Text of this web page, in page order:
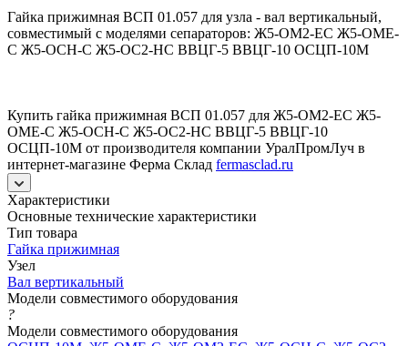
Гайка прижимная ВСП 01.057 для узла - вал вертикальный,
совместимый с моделями сепараторов: Ж5-ОМ2-ЕС Ж5-ОМЕ-
С Ж5-ОСН-С Ж5-ОС2-НС ВВЦГ-5 ВВЦГ-10 ОСЦП-10М
Купить гайка прижимная ВСП 01.057 для Ж5-ОМ2-ЕС Ж5-
ОМЕ-С Ж5-ОСН-С Ж5-ОС2-НС ВВЦГ-5 ВВЦГ-10
ОСЦП-10М от производителя компании УралПромЛуч в
интернет-магазине Ферма Склад fermasclad.ru
Характеристики
Основные технические характеристики
Тип товара
Гайка прижимная
Узел
Вал вертикальный
Модели совместимого оборудования
?
Модели совместимого оборудования